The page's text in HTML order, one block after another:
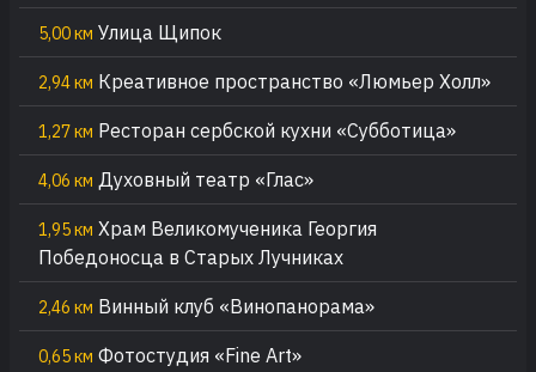
5,00 км Улица Щипок
2,94 км Креативное пространство «Люмьер Холл»
1,27 км Ресторан сербской кухни «Субботица»
4,06 км Духовный театр «Глас»
1,95 км Храм Великомученика Георгия
Победоносца в Старых Лучниках
2,46 км Винный клуб «Винопанорама»
0,65 км Фотостудия «Fine Art»